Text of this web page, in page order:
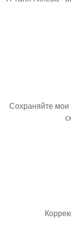
Сохраняйте